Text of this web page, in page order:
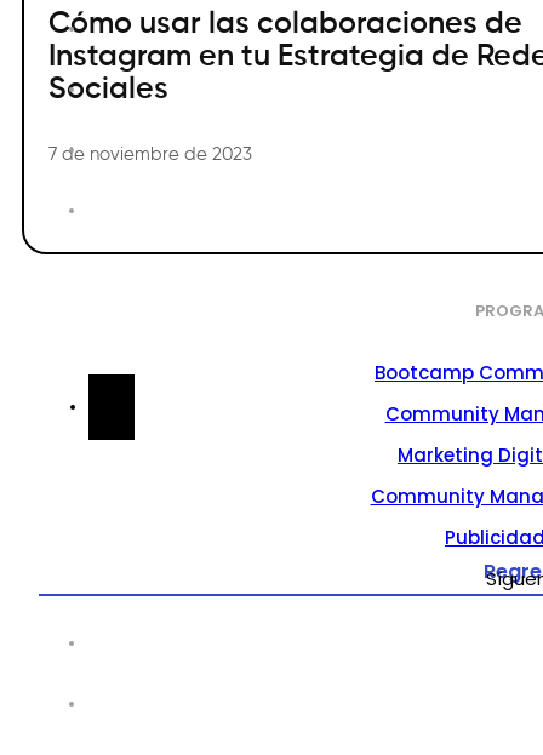
Bootcamp
Community
Marketing
Community
Cómo usar las colaboraciones de
Instagram en tu Estrategia de
Sociales
7 de noviembre de 2023